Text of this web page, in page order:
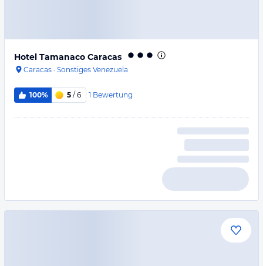
Hotel Tamanaco Caracas
Caracas · Sonstiges Venezuela
100% 5 / 6 1 Bewertung